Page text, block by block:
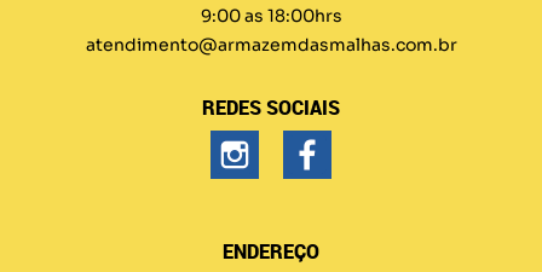
9:00 as 18:00hrs
atendimento@armazemdasmalhas.com.br
REDES SOCIAIS
ENDEREÇO